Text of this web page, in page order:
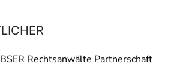
Rechtsanwälte Partnerschaft